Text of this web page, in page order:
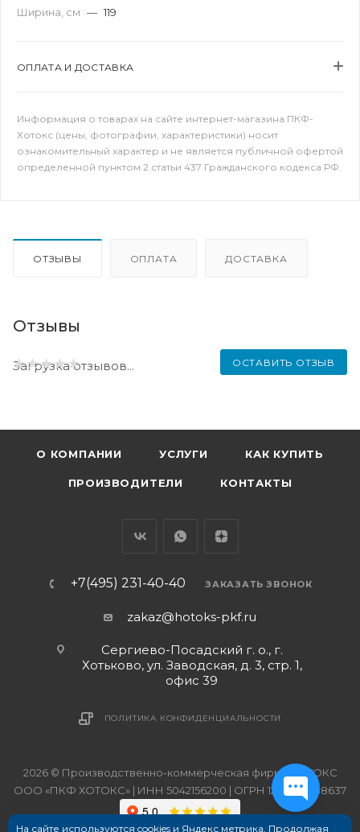
Ширина, см — 119
ОПЛАТА И ДОСТАВКА
Информация о товарах на сайте интернет-магазина ПКФ-
Хотокс (цены, фотографии, характеристики) носит
ознакомительный характер и не является публичной офертой
определенной пунктом 2 статьи 437 Гражданского кодекса РФ.
ОТЗЫВЫ ОПЛАТА ДОСТАВКА
Отзывы
ОСТАВИТЬ ОТЗЫВ
Загрузка отзывов...
О КОМПАНИИ УСЛУГИ КАК КУПИТЬ
ПРОИЗВОДИТЕЛИ КОНТАКТЫ
+7(495) 231-40-40 ЗАКАЗАТЬ ЗВОНОК
zakaz@hotoks-pkf.ru
Сергиево-Посадский г. о., г.
Хотьково, ул. Заводская, д. 3, стр. 1,
офис 39
ПОЛИТИКА КОНФИДЕНЦИАЛЬНОСТИ
2026 © Производственно-коммерческая фирма ХОТОКС
ООО «ПКФ ХОТОКС» | ИНН 5042156200 | ОГРН 1215000038637
На сайте используются cookies и Яндекс метрика. Продолжая